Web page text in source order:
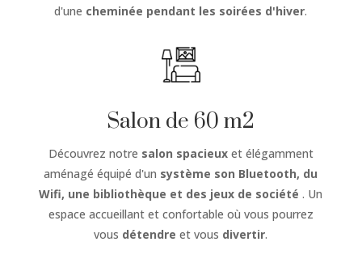
d'une cheminée pendant les soirées d'hiver.
Salon de 60 m2
Découvrez notre salon spacieuxet élégamment
aménagé équipé d'un système son Bluetooth, du
Wifi, une bibliothèque et des jeux de société. Un
espace accueillant et confortable où vous pourrez
vous détendre et vous divertir.